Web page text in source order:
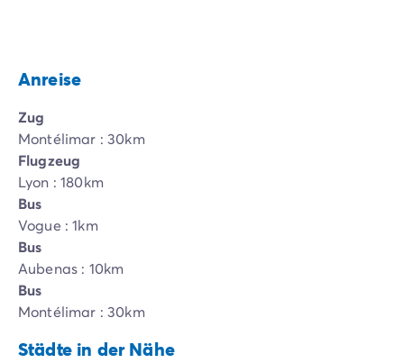
Anreise
Zug
Montélimar : 30km
Flugzeug
Lyon : 180km
Bus
Vogue : 1km
Bus
Aubenas : 10km
Bus
Montélimar : 30km
Städte in der Nähe